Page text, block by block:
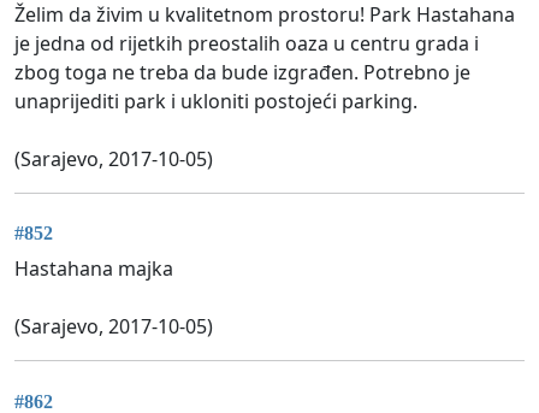
Želim da živim u kvalitetnom prostoru! Park Hastahana
je jedna od rijetkih preostalih oaza u centru grada i
zbog toga ne treba da bude izgrađen. Potrebno je
unaprijediti park i ukloniti postojeći parking.
(Sarajevo, 2017-10-05)
#852
Hastahana majka
(Sarajevo, 2017-10-05)
#862